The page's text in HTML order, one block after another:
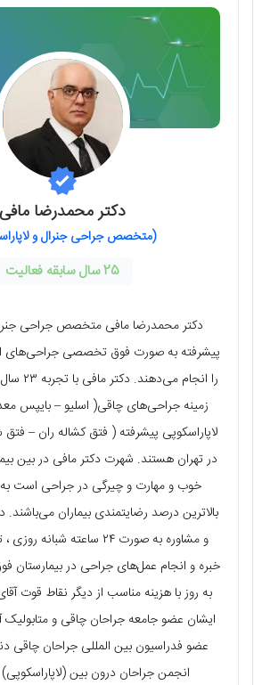
دکتر محمدرضا مافی
(متخصص جراحی جنرال و
25 سال سابقه فعالیت
دکتر محمدرضا مافی متخصص جراحی
پیشرفته به صورت فوق تخصصی جراحی‌های
را
زمینه جراحی‌های چاقی( اسلیو – بایپس
لاپاراسکوپی پیشرفته ( فتق کشاله ران –
در تهران هستند. شهرت دکتر مافی در بین
خوب و مهارت و چیرگی در جراحی است
بالاترین درصد رضایتمندی بیماران می‌باشند.
و مشاوره به صورت ۲۴ ساعته
خبره و انجام عمل‌های جراحی در
به روز با هزینه مناسب از دیگر نقاط قوت
انجمن جراحان درون بین